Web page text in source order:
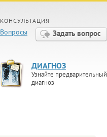
КОНСУЛЬТАЦИЯ
Вопросы Задать вопрос
ДИАГНОЗ
Узнайте предварительный
диагноз